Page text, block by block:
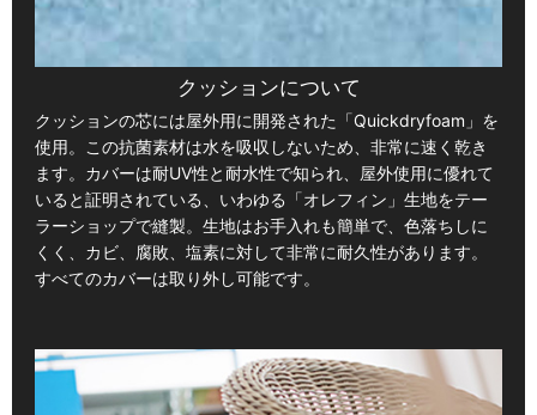
クッションについて
クッションの芯には屋外用に開発された「Quickdryfoam」を
使用。この抗菌素材は水を吸収しないため、非常に速く乾き
ます。カバーは耐UV性と耐水性で知られ、屋外使用に優れて
いると証明されている、いわゆる「オレフィン」生地をテー
ラーショップで縫製。生地はお手入れも簡単で、色落ちしに
くく、カビ、腐敗、塩素に対して非常に耐久性があります。
すべてのカバーは取り外し可能です。